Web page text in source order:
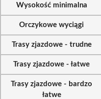
Wysokość minimalna
Orczykowe wyciągi
Trasy zjazdowe - trudne
Trasy zjazdowe - łatwe
Trasy zjazdowe - bardzo
łatwe